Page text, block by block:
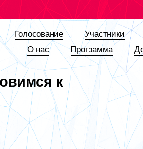
Голосование
Участники
О наc
Программа
к